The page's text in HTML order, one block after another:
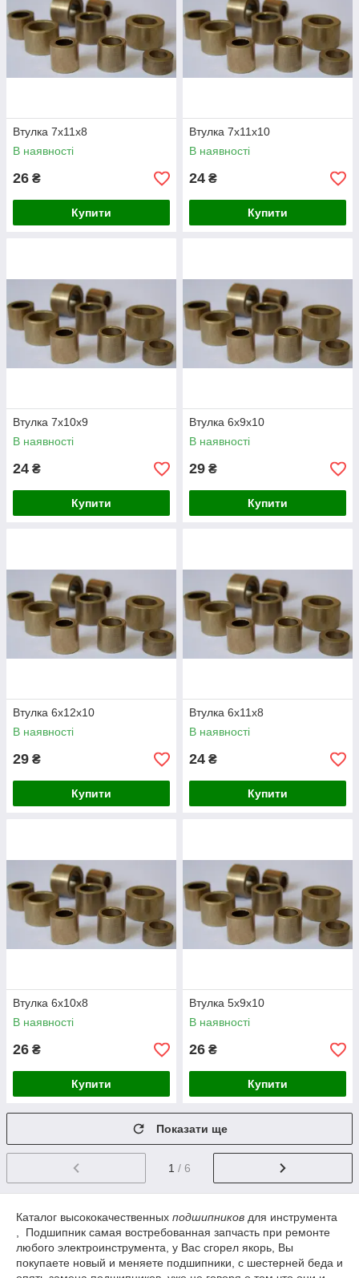
Втулка 7х11х8
В наявності
26 ₴
Купити
Втулка 7х11х10
В наявності
24 ₴
Купити
Втулка 7х10х9
В наявності
24 ₴
Купити
Втулка 6х9х10
В наявності
29 ₴
Купити
Втулка 6х12х10
В наявності
29 ₴
Купити
Втулка 6х11х8
В наявності
24 ₴
Купити
Втулка 6х10х8
В наявності
26 ₴
Купити
Втулка 5х9х10
В наявності
26 ₴
Купити
Показати ще
1 / 6
Каталог высококачественных подшипников для инструмента
, Подшипник самая востребованная запчасть при ремонте
любого электроинструмента, у Вас сгорел якорь, Вы
покупаете новый и меняете подшипники, с шестерней беда и